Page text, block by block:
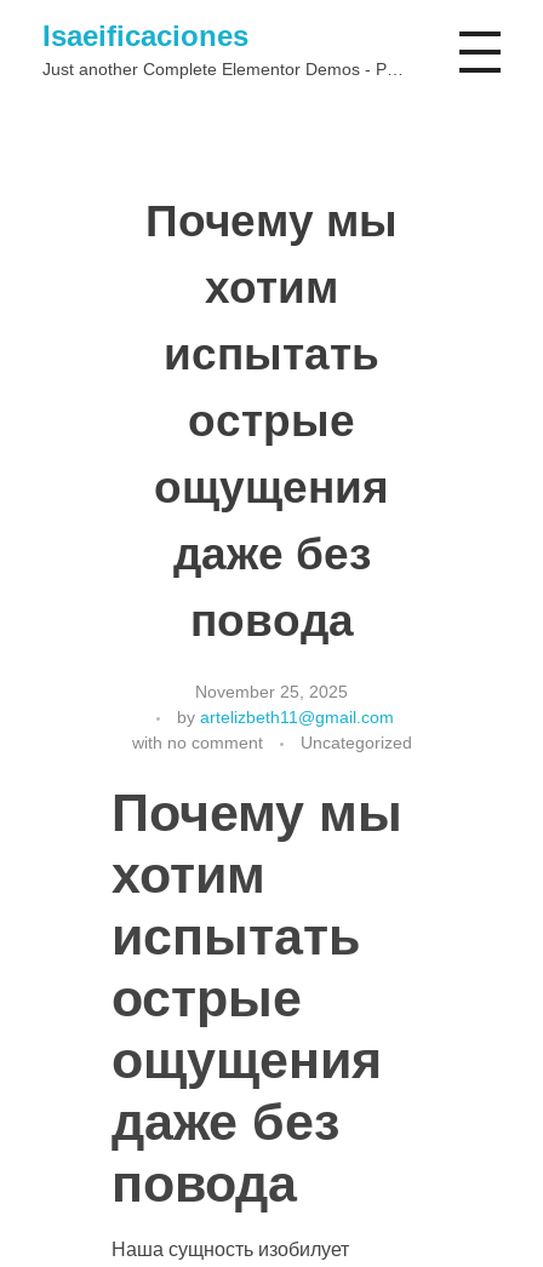
Isaeificaciones
Почему мы
хотим
испытать
острые
ощущения
даже без
повода
November 25, 2025
by artelizbeth11@gmail.com
with no comment Uncategorized
Почему мы
хотим
испытать
острые
ощущения
даже без
повода
Наша сущность изобилует